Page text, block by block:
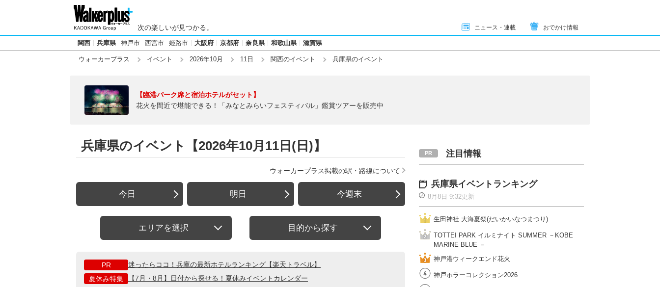
次の楽しいが見つかる。 ニュース・連載 おでかけ情報
関西 兵庫県 神戸市 西宮市 姫路市 大阪府 京都府 奈良県 和歌山県 滋賀県
ウォーカープラス イベント 2026年10月 11日 関西のイベント 兵庫県のイベント
【臨港パーク席と宿泊ホテルがセット】
花火を間近で堪能できる！「みなとみらいフェスティバル」鑑賞ツアーを販売中
兵庫県のイベント【2026年10月11日(日)】
ウォーカープラス掲載の駅・路線について
今日 明日 今週末
エリアを選択 目的から探す
PR
迷ったらココ！兵庫の最新ホテルランキング【楽天トラベル】
夏休み特集
【7月・8月】日付から探せる！夏休みイベントカレンダー
注目情報
兵庫県イベントランキング
8月8日 9:32更新
生田神社 大海夏祭(だいかいなつまつり)
TOTTEI PARK イルミナイト SUMMER －KOBE
MARINE BLUE －
神戸港ウィークエンド花火
神戸ホラーコレクション2026